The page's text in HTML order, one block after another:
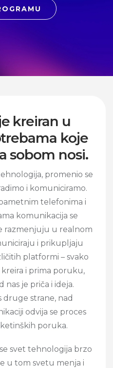
kreiran u
koje
sobom nosi.
promenio se
i komuniciramo.
telefonima i
komunikacija se
razmenjuju u realnom
i prikupljaju
platformi – svako
i prima poruku,
nas je priča i ideja.
druge strane, nad
odvija se proces
poruka.
svet tehnologija brzo
u tom svetu menja i